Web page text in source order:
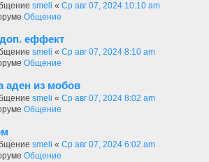
smeli « Ср авг 07, 2024 10:10 am
Общение
еффект
smeli « Ср авг 07, 2024 8:10 am
Общение
аден из мобов
smeli « Ср авг 07, 2024 8:02 am
Общение
smeli « Ср авг 07, 2024 6:02 am
Общение